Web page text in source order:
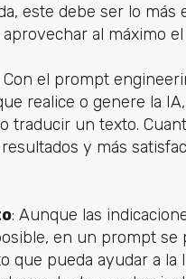
este debe ser lo
al máximo
Con el prompt
realice o genere la
traducir un texto.
y más
: Aunque las
en un prompt se
que pueda ayudar a